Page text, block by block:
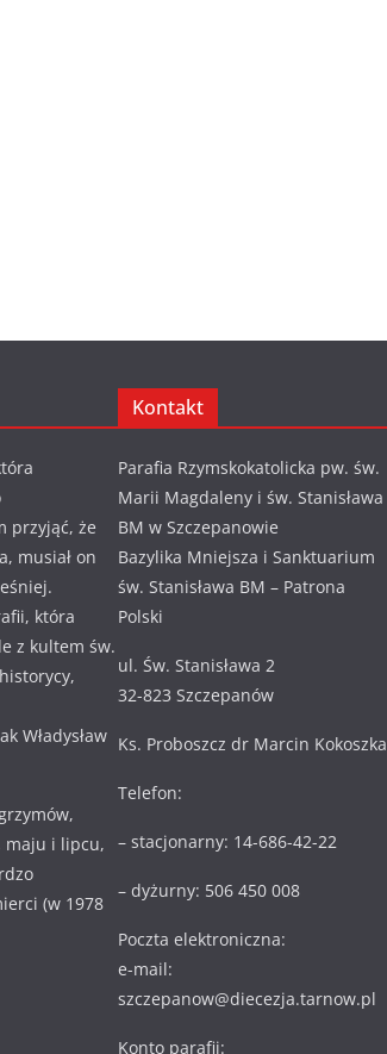
przyjąć, że
musiał on
która
z kultem św.
Władysław
maju i lipcu,
(w 1978
Kontakt
Parafia Rzymskokatolicka pw. św.
Marii Magdaleny i św. Stanisława
BM w Szczepanowie
Bazylika Mniejsza i Sanktuarium
św. Stanisława BM – Patrona
Polski
ul. Św. Stanisława 2
32-823 Szczepanów
Ks. Proboszcz dr Marcin Kokoszka
Telefon:
– stacjonarny: 14-686-42-22
– dyżurny: 506 450 008
Poczta elektroniczna:
e-mail:
szczepanow@diecezja.tarnow.pl
Konto parafii: